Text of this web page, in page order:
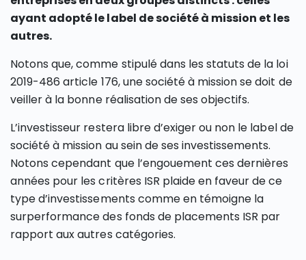
ayant adopté le label de société à mission et les
autres.
Notons que, comme stipulé dans les statuts de la loi
2019-486 article 176, une société à mission se doit de
veiller à la bonne réalisation de ses objectifs.
L’investisseur restera libre d’exiger ou non le label de
société à mission au sein de ses investissements.
Notons cependant que l’engouement ces dernières
années pour les critères ISR plaide en faveur de ce
type d’investissements comme en témoigne la
surperformance des fonds de placements ISR par
rapport aux autres catégories.